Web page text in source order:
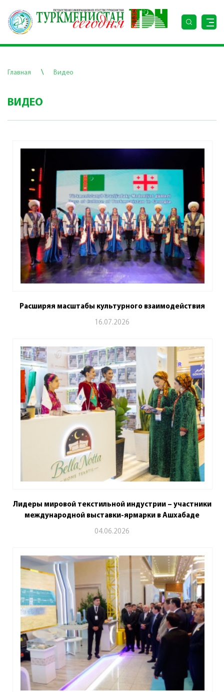
Главная \ Видео
ВИДЕО
Расширяя масштабы культурного взаимодействия
16.07.2026
Лидеры мировой текстильной индустрии – участники
международной выставки-ярмарки в Ашхабаде
04.06.2026